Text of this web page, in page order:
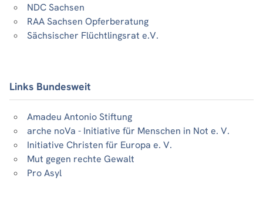
NDC Sachsen
RAA Sachsen Opferberatung
Sächsischer Flüchtlingsrat e.V.
Links Bundesweit
Amadeu Antonio Stiftung
arche noVa - Initiative für Menschen in Not e. V.
Initiative Christen für Europa e. V.
Mut gegen rechte Gewalt
Pro Asyl